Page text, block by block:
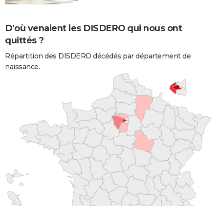
D'où venaient les DISDERO qui nous ont
quittés ?
Répartition des DISDERO décédés par département de
naissance.